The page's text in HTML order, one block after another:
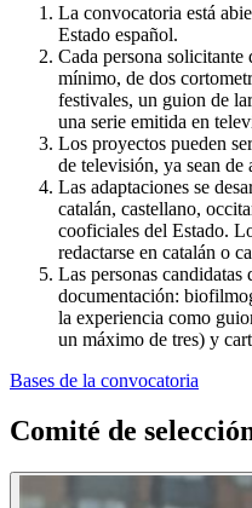
La convocatoria está
Estado español.
Cada persona solicitante
mínimo, de dos
festivales, un guion de
una serie emitida en
Los proyectos pueden
de televisión, ya sean
Las adaptaciones se
catalán, castellano,
cooficiales del Estado.
redactarse en catalán o
Las personas candidatas
documentación:
la experiencia como
un máximo de tres) y
Bases de la convocatoria
Comité de